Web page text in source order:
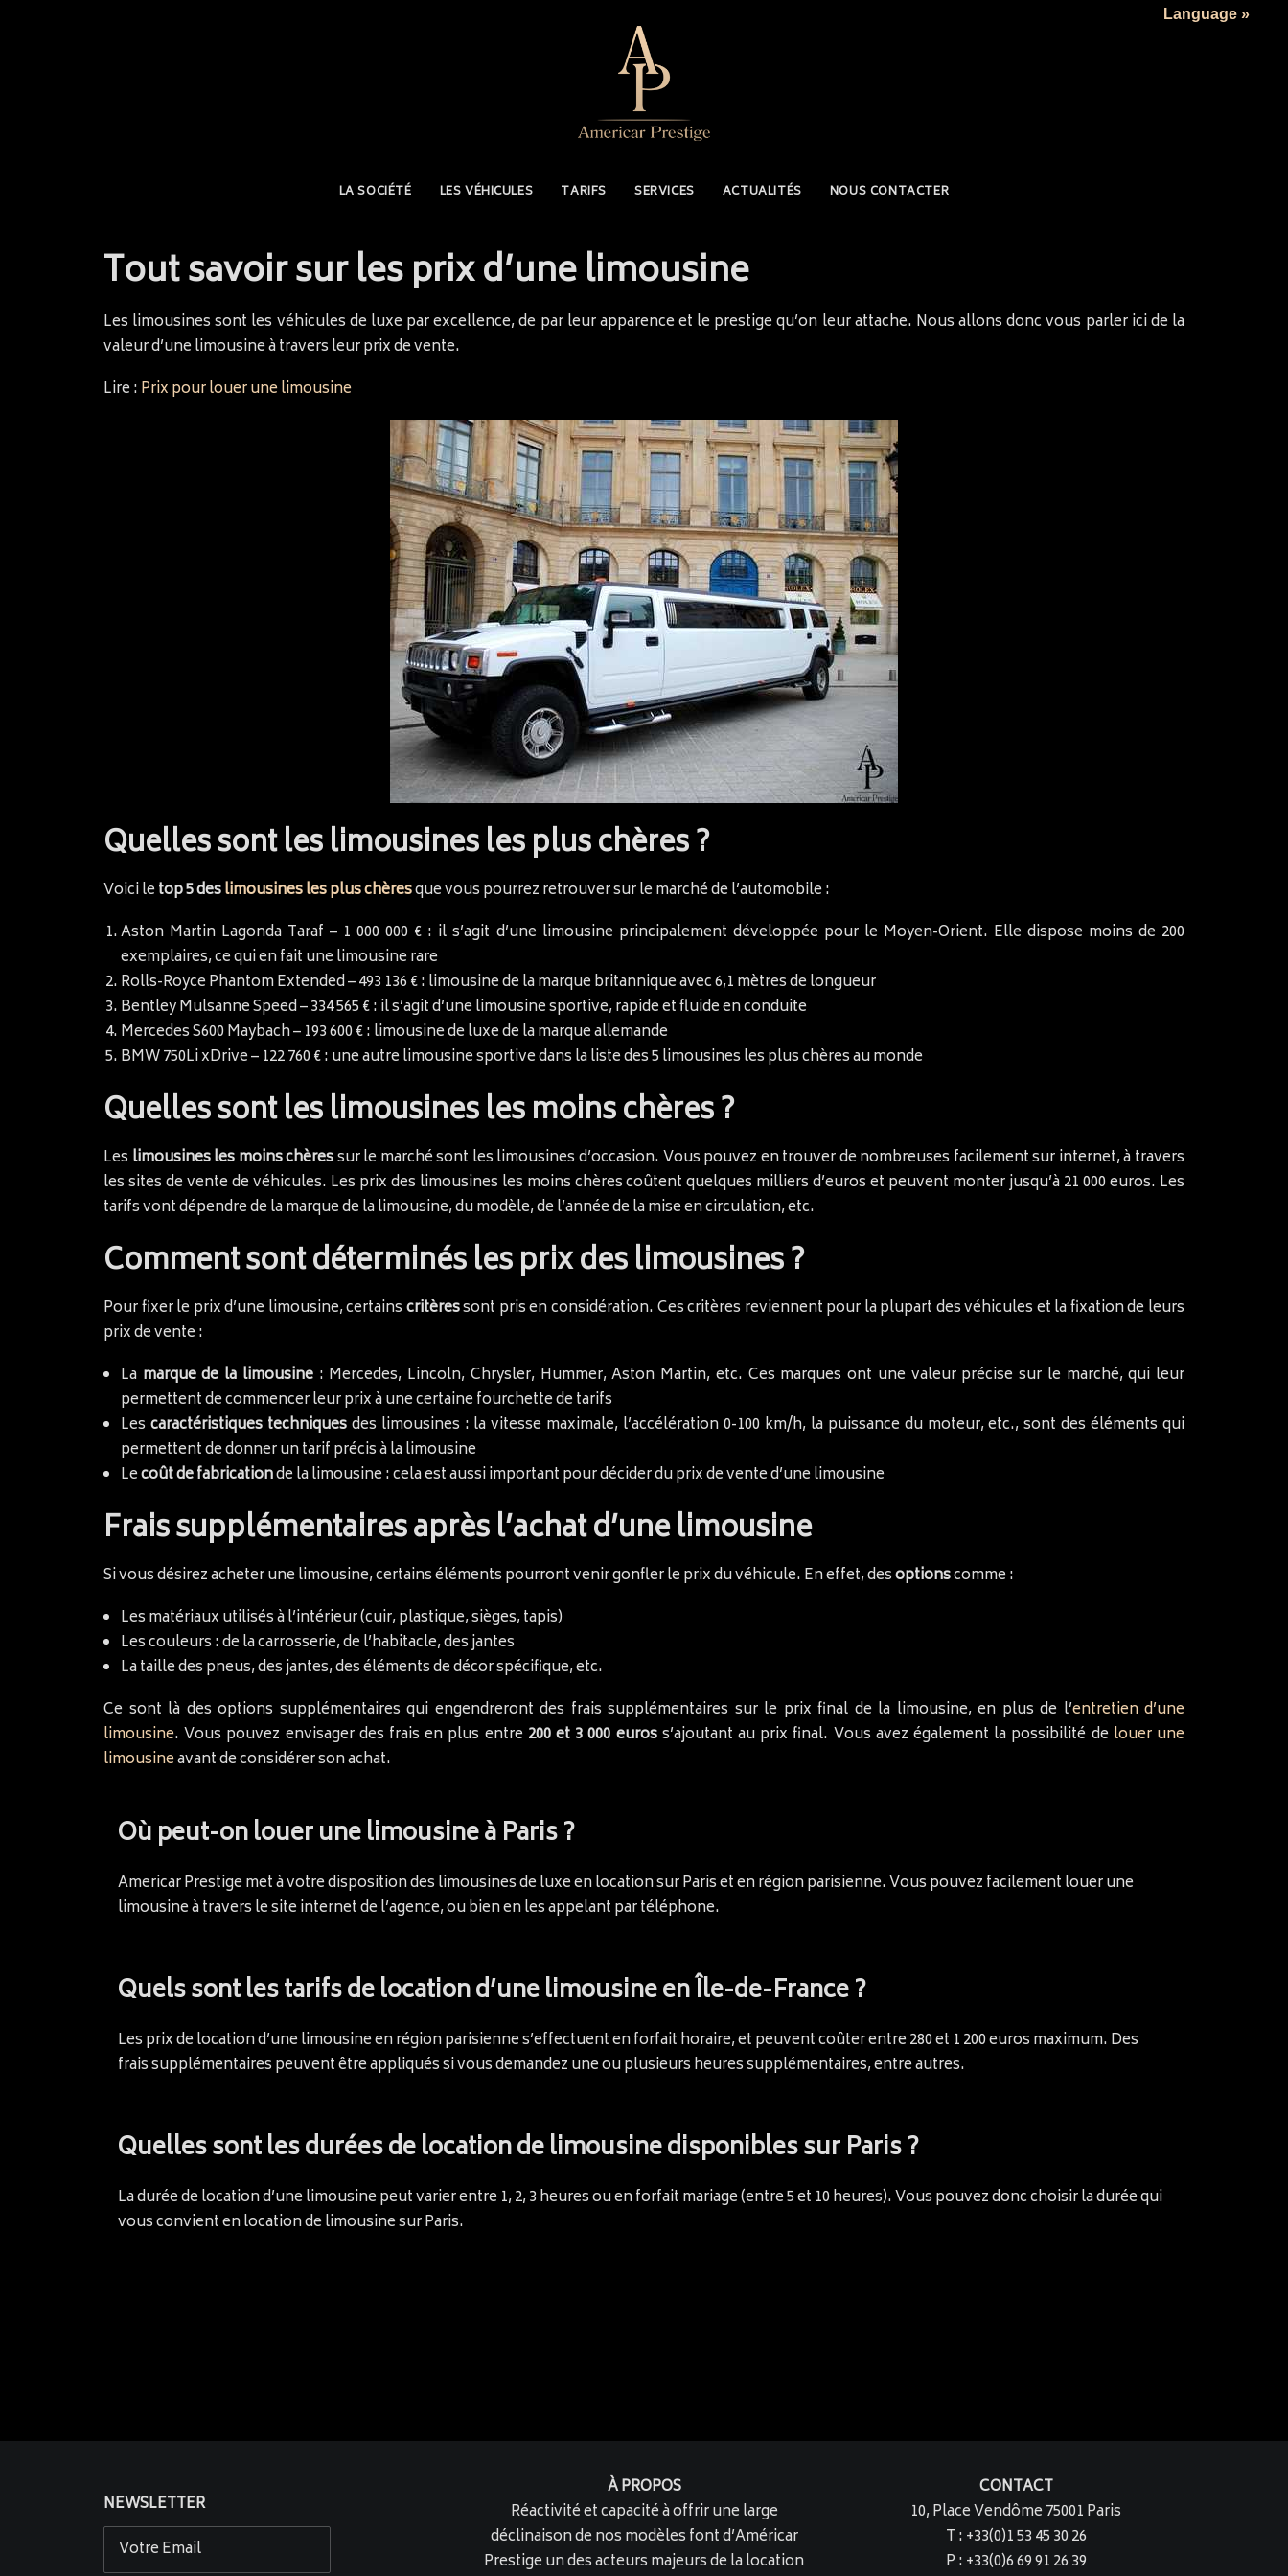
LA SOCIÉTÉ LES VÉHICULES TARIFS SERVICES ACTUALITÉS NOUS CONTACTER
Tout savoir sur les prix d’une limousine
Les limousines sont les véhicules de luxe par excellence, de par leur apparence et le prestige qu’on leur attache. Nous allons donc vous parler ici de la
valeur d’une limousine à travers leur prix de vente.
Lire :Prix pour louer une limousine
Quelles sont les limousines les plus chères ?
Voici letop 5 deslimousines les plus chèresque vous pourrez retrouver sur le marché de l’automobile :
Aston Martin Lagonda Taraf – 1 000 000 € : il s’agit d’une limousine principalement développée pour le Moyen-Orient. Elle dispose moins de 200
exemplaires, ce qui en fait une limousine rare
Rolls-Royce Phantom Extended – 493 136 € : limousine de la marque britannique avec 6,1 mètres de longueur
Bentley Mulsanne Speed – 334 565 € : il s’agit d’une limousine sportive, rapide et fluide en conduite
Mercedes S600 Maybach – 193 600 € : limousine de luxe de la marque allemande
BMW 750Li xDrive – 122 760 € : une autre limousine sportive dans la liste des 5 limousines les plus chères au monde
Quelles sont les limousines les moins chères ?
Les limousines les moins chèressur le marché sont les limousines d’occasion. Vous pouvez en trouver de nombreuses facilement sur internet, à travers
les sites de vente de véhicules. Les prix des limousines les moins chères coûtent quelques milliers d’euros et peuvent monter jusqu’à 21 000 euros. Les
tarifs vont dépendre de la marque de la limousine, du modèle, de l’année de la mise en circulation, etc.
Comment sont déterminés les prix des limousines ?
Pour fixer le prix d’une limousine, certainscritèressont pris en considération. Ces critères reviennent pour la plupart des véhicules et la fixation de leurs
prix de vente :
La marque de la limousine: Mercedes, Lincoln, Chrysler, Hummer, Aston Martin, etc. Ces marques ont une valeur précise sur le marché, qui leur
permettent de commencer leur prix à une certaine fourchette de tarifs
Les caractéristiques techniquesdes limousines : la vitesse maximale, l’accélération 0-100 km/h, la puissance du moteur, etc., sont des éléments qui
permettent de donner un tarif précis à la limousine
Lecoût de fabricationde la limousine : cela est aussi important pour décider du prix de vente d’une limousine
Frais supplémentaires après l’achat d’une limousine
Si vous désirez acheter une limousine, certains éléments pourront venir gonfler le prix du véhicule. En effet, desoptionscomme :
Les matériaux utilisés à l’intérieur (cuir, plastique, sièges, tapis)
Les couleurs : de la carrosserie, de l’habitacle, des jantes
La taille des pneus, des jantes, des éléments de décor spécifique, etc.
Ce sont là des options supplémentaires qui engendreront des frais supplémentaires sur le prix final de la limousine, en plus de l’entretien d’une
limousine. Vous pouvez envisager des frais en plus entre 200 et 3 000 euross’ajoutant au prix final. Vous avez également la possibilité de louer une
limousineavant de considérer son achat.
Où peut-on louer une limousine à Paris ?
Americar Prestige met à votre disposition des limousines de luxe en location sur Paris et en région parisienne. Vous pouvez facilement louer une
limousine à travers le site internet de l’agence, ou bien en les appelant par téléphone.
Quels sont les tarifs de location d’une limousine en Île-de-France ?
Les prix de location d’une limousine en région parisienne s’effectuent en forfait horaire, et peuvent coûter entre 280 et 1 200 euros maximum. Des
frais supplémentaires peuvent être appliqués si vous demandez une ou plusieurs heures supplémentaires, entre autres.
Quelles sont les durées de location de limousine disponibles sur Paris ?
La durée de location d’une limousine peut varier entre 1, 2, 3 heures ou en forfait mariage (entre 5 et 10 heures). Vous pouvez donc choisir la durée qui
vous convient en location de limousine sur Paris.
NEWSLETTER
À PROPOS
Réactivité et capacité à offrir une large
déclinaison de nos modèles font d’Américar
Prestige un des acteurs majeurs de la location
CONTACT
10, Place Vendôme 75001 Paris
T : +33(0)1 53 45 30 26
P : +33(0)6 69 91 26 39
Language »